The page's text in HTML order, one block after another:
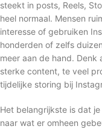
steekt in posts, Reels,
heel normaal. Mensen
interesse of gebruiken
honderden of zelfs
meer aan de hand.
sterke content, te veel
tijdelijke storing bij
Het belangrijkste is dat
naar wat er omheen